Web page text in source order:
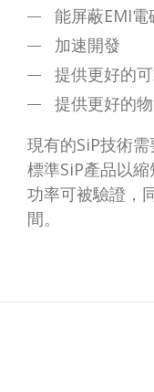
能屏蔽EMI電
加速開發
提供更好的
提供更好的
現有的SiP技術
標準SiP產品以
功率可被驗證，
間。